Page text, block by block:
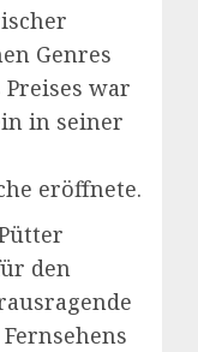
Genres
war
in seiner
eröffnete.
den